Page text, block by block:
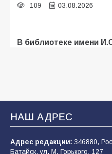
109 03.08.2026
В библиотеке имени
В Батайске
108 04.08.2026
НАШ АДРЕС
Адрес редакции: 346880,
Батайск, ул. М. Горького, 127